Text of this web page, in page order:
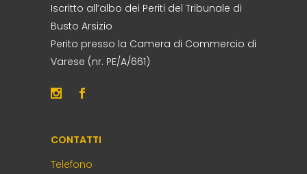
Iscritto all’albo dei Periti del Tribunale di
Busto Arsizio
Perito presso la Camera di Commercio di
Varese (nr. PE/A/661)
CONTATTI
Telefono